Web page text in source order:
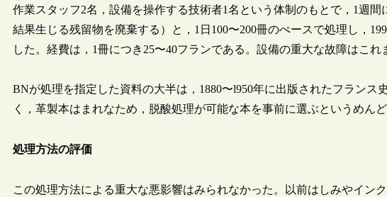
作業スタッフ2名，設備を操作する技術者1名という体制のもとで，1週
結果生じる残留物を廃棄する）と，1日100〜200冊のぺースで処理し，
した。経費は，1冊につき25〜40フランである。設備の重大な故障はこれ
BNが処理を指定した資料の大半は，1880〜l950年に出版されたフランス
く，革製本はまれなため，脱酸処理が可能な本を事前に選ぶというめんど
処理方法の評価
この処理方法による重大な悪影響はみられなかった。以前はしみやイン